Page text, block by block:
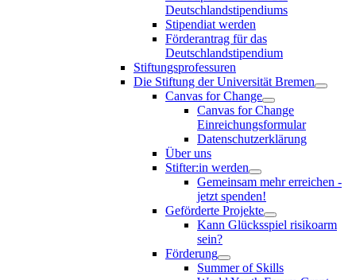
Deutschlandstipendiums
Stipendiat werden
Förderantrag für das
Deutschlandstipendium
Stiftungsprofessuren
Die Stiftung der Universität Bremen
Canvas for Change
Canvas for Change
Einreichungsformular
Datenschutzerklärung
Über uns
Stifter:in werden
Gemeinsam mehr erreichen -
jetzt spenden!
Geförderte Projekte
Kann Glücksspiel risikoarm
sein?
Förderung
Summer of Skills